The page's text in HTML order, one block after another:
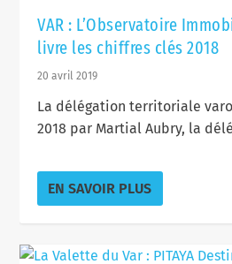
VAR : L’Observatoire
livre les chiffres clés 2018
20 avril 2019
La délégation territoriale
2018 par Martial Aubry, la
EN SAVOIR PLUS